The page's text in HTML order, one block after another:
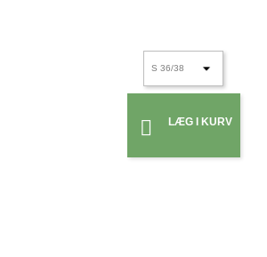
 LÆG I KURV